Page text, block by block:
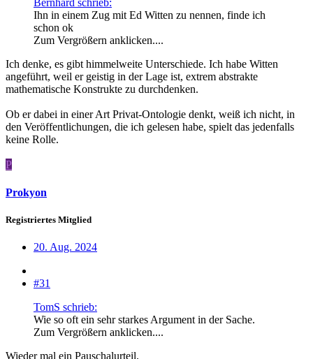
Bernhard schrieb:
Ihn in einem Zug mit Ed Witten zu nennen, finde ich
schon ok
Zum Vergrößern anklicken....
Ich denke, es gibt himmelweite Unterschiede. Ich habe Witten
angeführt, weil er geistig in der Lage ist, extrem abstrakte
mathematische Konstrukte zu durchdenken.
Ob er dabei in einer Art Privat-Ontologie denkt, weiß ich nicht, in
den Veröffentlichungen, die ich gelesen habe, spielt das jedenfalls
keine Rolle.
P
Prokyon
Registriertes Mitglied
20. Aug. 2024
#31
TomS schrieb:
Wie so oft ein sehr starkes Argument in der Sache.
Zum Vergrößern anklicken....
Wieder mal ein Pauschalurteil.